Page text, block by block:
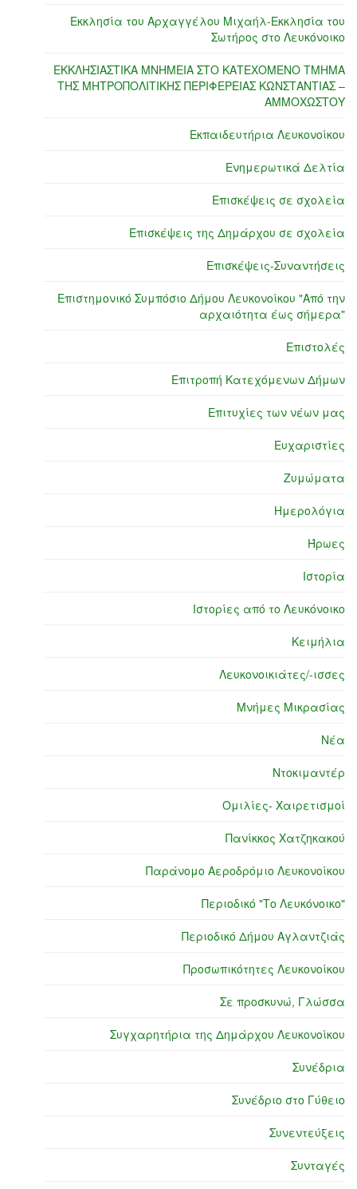
Εκκλησία του Αρχαγγέλου Μιχαήλ-Εκκλησία του
Σωτήρος στο Λευκόνοικο
ΕΚΚΛΗΣΙΑΣΤΙΚΑ ΜΝΗΜΕΙΑ ΣΤΟ ΚΑΤΕΧΟΜΕΝΟ ΤΜΗΜΑ
ΤΗΣ ΜΗΤΡΟΠΟΛΙΤΙΚΗΣ ΠΕΡΙΦΕΡΕΙΑΣ ΚΩΝΣΤΑΝΤΙΑΣ –
ΑΜΜΟΧΩΣΤΟΥ
Εκπαιδευτήρια Λευκονοίκου
Ενημερωτικά Δελτία
Επισκέψεις σε σχολεία
Επισκέψεις της Δημάρχου σε σχολεία
Επισκέψεις-Συναντήσεις
Επιστημονικό Συμπόσιο Δήμου Λευκονοίκου "Από την
αρχαιότητα έως σήμερα"
Επιστολές
Επιτροπή Κατεχόμενων Δήμων
Επιτυχίες των νέων μας
Ευχαριστίες
Ζυμώματα
Ημερολόγια
Ήρωες
Ιστορία
Ιστορίες από το Λευκόνοικο
Κειμήλια
Λευκονοικιάτες/-ισσες
Μνήμες Μικρασίας
Νέα
Ντοκιμαντέρ
Ομιλίες- Χαιρετισμοί
Πανίκκος Χατζηκακού
Παράνομο Αεροδρόμιο Λευκονοίκου
Περιοδικό "Το Λευκόνοικο"
Περιοδικό Δήμου Αγλαντζιάς
Προσωπικότητες Λευκονοίκου
Σε προσκυνώ, Γλώσσα
Συγχαρητήρια της Δημάρχου Λευκονοίκου
Συνέδρια
Συνέδριο στο Γύθειο
Συνεντεύξεις
Συνταγές